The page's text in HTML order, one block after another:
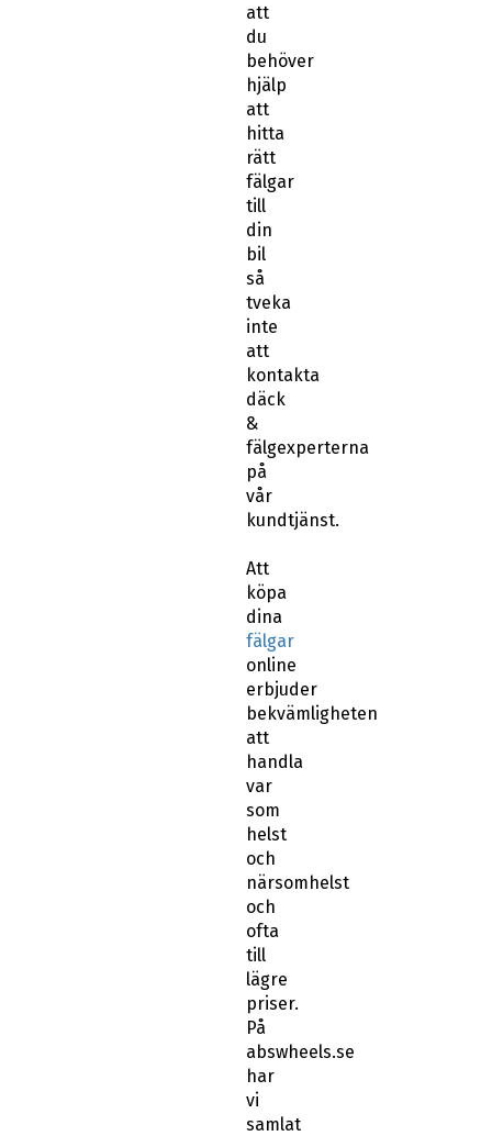
att
du
behöver
hjälp
att
hitta
rätt
fälgar
till
din
bil
så
tveka
inte
att
kontakta
däck
&
fälgexperterna
på
vår
kundtjänst.
Att
köpa
dina
fälgar
online
erbjuder
bekvämligheten
att
handla
var
som
helst
och
närsomhelst
och
ofta
till
lägre
priser.
På
abswheels.se
har
vi
samlat